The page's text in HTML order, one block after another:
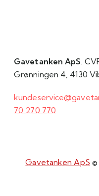
Gavetanken ApS .
Grønningen 4, 4130
70 270 770
Gavetanken ApS ©